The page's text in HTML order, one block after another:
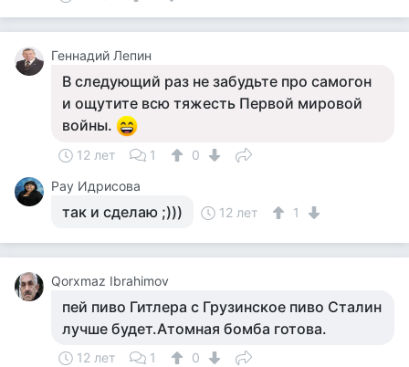
Геннадий Лепин
В следующий раз не забудьте про самогон
и ощутите всю тяжесть Первой мировой
войны.
12 лет 1
0
Рау Идрисова
так и сделаю ;))) 12 лет 1
Qorxmaz Ibrahimov
пей пиво Гитлера с Грузинское пиво Сталин
лучше будет.Атомная бомба готова.
12 лет 1
0